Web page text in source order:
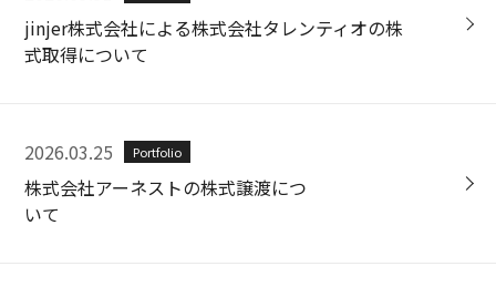
jinjer株式会社による株式会社タレンティオの株
式取得について
2026.03.25 Portfolio
株式会社アーネストの株式譲渡につ
いて